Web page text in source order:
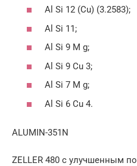
Al Si 12 (Cu) (3.2583);
Al Si 11;
Al Si 9 M g;
Al Si 9 Cu 3;
Al Si 7 M g;
Al Si 6 Cu 4.
ALUMIN-351N
ZELLER 480 с улучшенным